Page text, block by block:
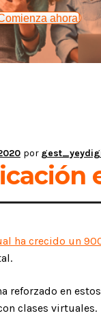
ahora!
por
ha crecido un
reforzado en
clases virtuales.